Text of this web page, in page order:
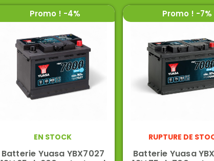
Promo ! -4%
EN STOCK
Batterie Yuasa YBX7027
Promo ! -7%
RUPTURE DE
Batterie Yuasa